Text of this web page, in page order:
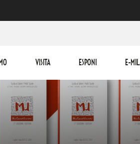
VISITA ESPONI E-